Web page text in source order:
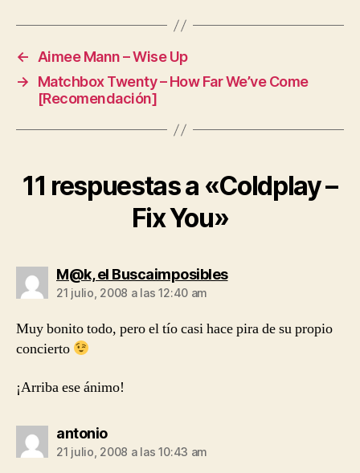
← Aimee Mann – Wise Up
→
Matchbox Twenty – How Far We’ve Come
[Recomendación]
11 respuestas a «Coldplay –
Fix You»
M@k, el Buscaimposiblesdice:
21 julio, 2008 a las 12:40 am
Muy bonito todo, pero el tío casi hace pira de su propio
concierto
¡Arriba ese ánimo!
antoniodice:
21 julio, 2008 a las 10:43 am